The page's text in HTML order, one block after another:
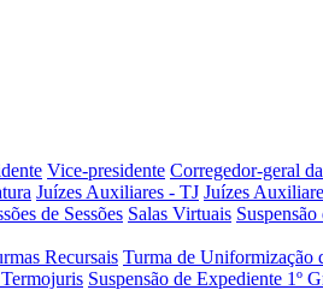
Vice-presidente Corregedor-geral
Juízes Auxiliares - TJ Juízes
de Sessões Salas Virtuais
Recursais Turma de Uniformização
Suspensão de Expediente 1º